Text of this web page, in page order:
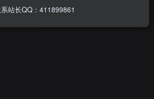
源码站长QQ：411899861